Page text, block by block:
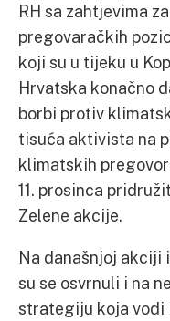
RH sa zahtjevima
pregovaračkih
koji su u tijeku u
Hrvatska konačno
borbi protiv
tisuća aktivista na
klimatskih
11. prosinca
Zelene akcije.
Na današnjoj
su se osvrnuli i na
strategiju koja vodi